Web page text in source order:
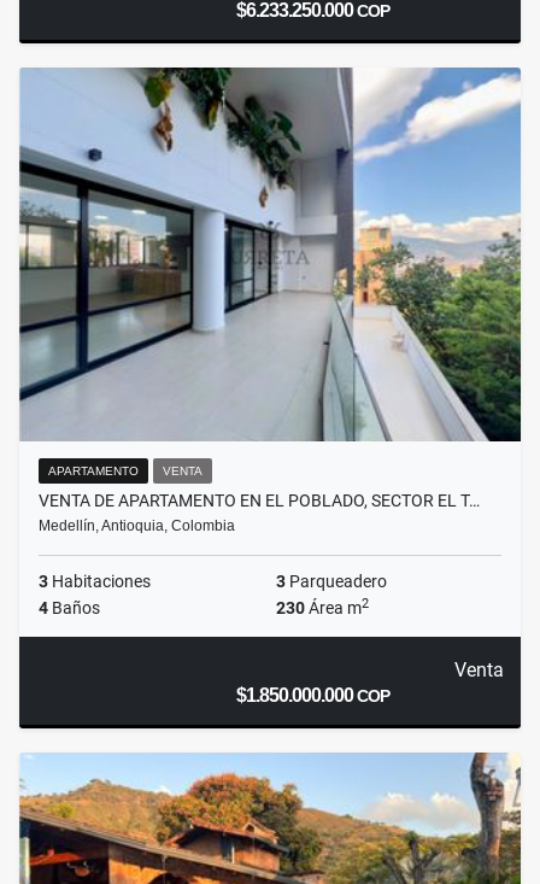
$6.233.250.000COP
APARTAMENTO VENTA
VENTA DE APARTAMENTO EN EL POBLADO, SECTOR EL T…
Medellín, Antioquia, Colombia
3 Habitaciones 3 Parqueadero
4 Baños 230Área m2
Venta
$1.850.000.000COP